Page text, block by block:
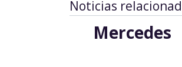
Noticias
Mercedes